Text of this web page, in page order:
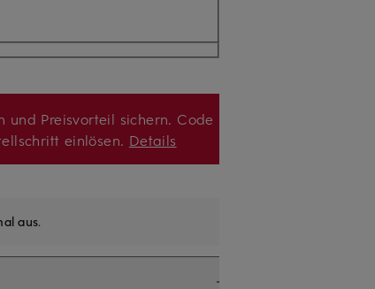
und Preisvorteil sichern. Code
einlösen. Details
aus.